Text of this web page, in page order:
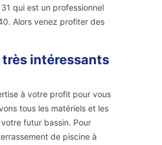
qui est un professionnel
Alors venez profiter des
intéressants
à votre profit pour vous
tous les matériels et les
futur bassin. Pour
de piscine à